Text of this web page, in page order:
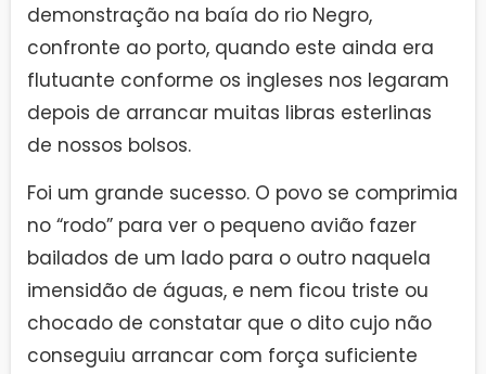
demonstração na baía do rio Negro,
confronte ao porto, quando este ainda era
flutuante conforme os ingleses nos legaram
depois de arrancar muitas libras esterlinas
de nossos bolsos.
Foi um grande sucesso. O povo se comprimia
no “rodo” para ver o pequeno avião fazer
bailados de um lado para o outro naquela
imensidão de águas, e nem ficou triste ou
chocado de constatar que o dito cujo não
conseguiu arrancar com força suficiente